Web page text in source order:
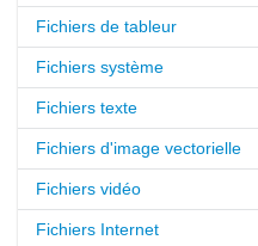
Fichiers de tableur
Fichiers système
Fichiers texte
Fichiers d'image vectorielle
Fichiers vidéo
Fichiers Internet